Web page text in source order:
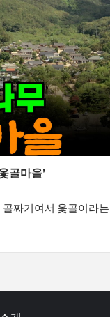
골마을’
짜기여서 옻골이라